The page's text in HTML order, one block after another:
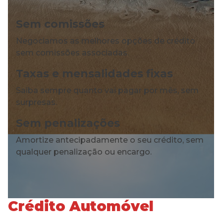
Sem comissões
Negociamos as melhores opções de crédito
sem comissões associadas.
Taxas e mensalidades fixas
Saiba sempre quanto vai pagar por mês, sem
surpresas.
Sem penalizações
Amortize antecipadamente o seu crédito, sem
qualquer penalização ou encargo.
Crédito Automóvel